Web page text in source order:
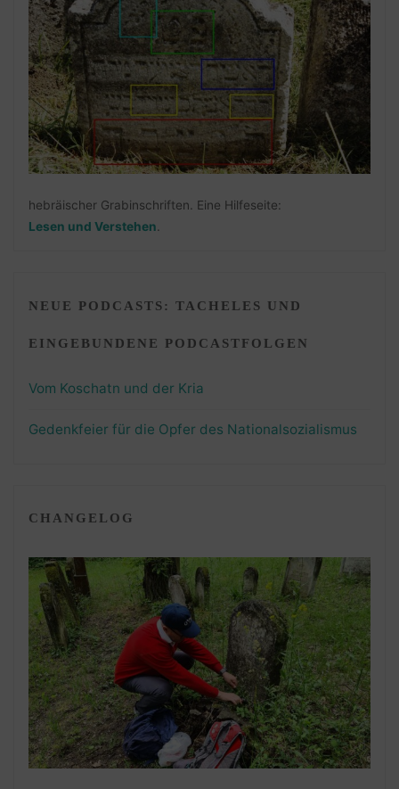
hebräischer Grabinschriften. Eine Hilfeseite:
Lesen und Verstehen
NEUE PODCASTS: TACHELES UND
EINGEBUNDENE PODCASTFOLGEN
Vom Koschatn und der Kria
Gedenkfeier für die Opfer des Nationalsozialismus
CHANGELOG